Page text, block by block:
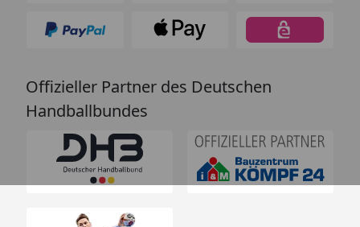
Offizieller Partner des Deutschen
Handballbundes